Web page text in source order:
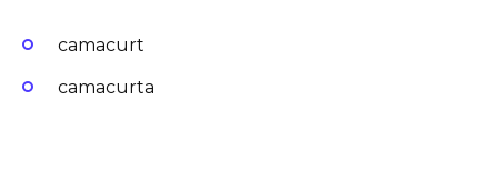
camacurt
camacurta